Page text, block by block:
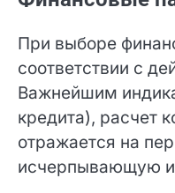
При выборе
соответствии с
Важнейшим
кредита), расчет
отражается на